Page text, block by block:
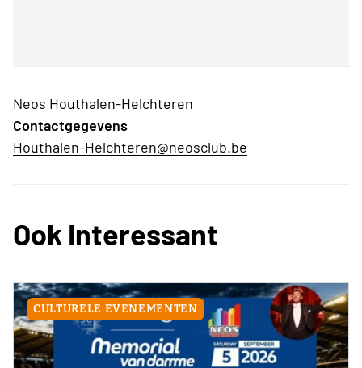
Neos Houthalen-Helchteren
Contactgegevens
Houthalen-Helchteren@neosclub.be
Ook Interessant
CULTURELE EVENEMENTEN